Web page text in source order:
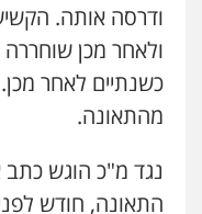
ודרסה אותה.
ולאחר מכן שוחררה
כשנתיים לאחר
מהתאונה.
נגד מ"כ הוגש
התאונה, חודש